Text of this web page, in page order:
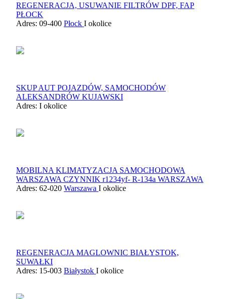
REGENERACJA, USUWANIE FILTRÓW DPF, FAP
PŁOCK
Adres: 09-400 Płock I okolice
SKUP AUT POJAZDÓW, SAMOCHODÓW
ALEKSANDRÓW KUJAWSKI
Adres: I okolice
MOBILNA KLIMATYZACJA SAMOCHODOWA
WARSZAWA CZYNNIK r1234yf- R-134a WARSZAWA
Adres: 62-020 Warszawa I okolice
REGENERACJA MAGLOWNIC BIAŁYSTOK,
SUWAŁKI
Adres: 15-003 Białystok I okolice